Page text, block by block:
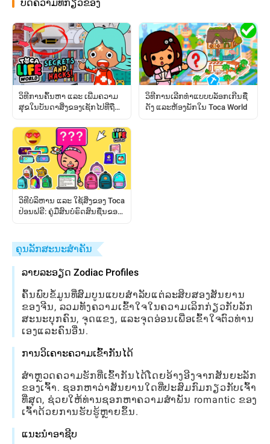
ບົດຄວາມທີ່ກ່ຽວຂ້ອງ
ວິທີການຄົ້ນຫາ ແລະ ເພີ່ມຄວາມ
ສຸຂໃນບັນດາສິ່ງຂອງເຊັກໄປທີ່ຖືກ
ວິທີການເລີກທຳແບບບລັອກເກີນຊື່
ດັງ ແລະຫ້ອງພັກໃນ Toca World
ວິທີບໍລິຫານ ແລະ ໃຊ້ສິ່ງຂອງ Toca
ປ່ອນຟຣີ: ຄູ່ມືສົນບໍຣົດສົນຊື່ນຂອງ
ຄຸນລັກສະນະສໍາຄັນ
ລາຍລະອຽດ Zodiac Profiles
ຄົ້ນ​ພົບ​ຂໍ້​ມູນ​ທີ່​ສົມ​ບູນ​ແບບ​ສໍາ​ລັບ​ແຕ່​ລະ​ສິບ​ສອງ​ສັນ​ຍານ​
ຂອງ​ຈີນ​, ລວມ​ທັງ​ຄວາມ​ເຂົ້າ​ໃຈ​ໃນ​ຄວາມ​ເລິກ​ກ່ຽວ​ກັບ​ລັກ​
ສະ​ນະ​ບຸກ​ຄົນ​, ຈຸດ​ແຂງ​, ແລະ​ຈຸດ​ອ່ອນ​ເພື່ອ​ເຂົ້າ​ໃຈ​ຕົວ​ທ່ານ​
ເອງ​ແລະ​ຄົນ​ອື່ນ​.
ການວິເຄາະຄວາມເຂົ້າກັນໄດ້
ສຳຫຼວດຄວາມຮັກທີ່ເຂົ້າກັນໄດ້ໂດຍອ້າງອີງຈາກສັນຍະລັກ
ຂອງເຈົ້າ. ຊອກຫາວ່າສັນຍານໃດທີ່ປະສົມກົມກຽວກັບເຈົ້າ
ທີ່ສຸດ, ຊ່ວຍໃຫ້ທ່ານຊອກຫາຄວາມສໍາພັນ romantic ຂອງ
ເຈົ້າດ້ວຍການຮັບຮູ້ຫຼາຍຂຶ້ນ.
ແນະນຳອາຊີບ